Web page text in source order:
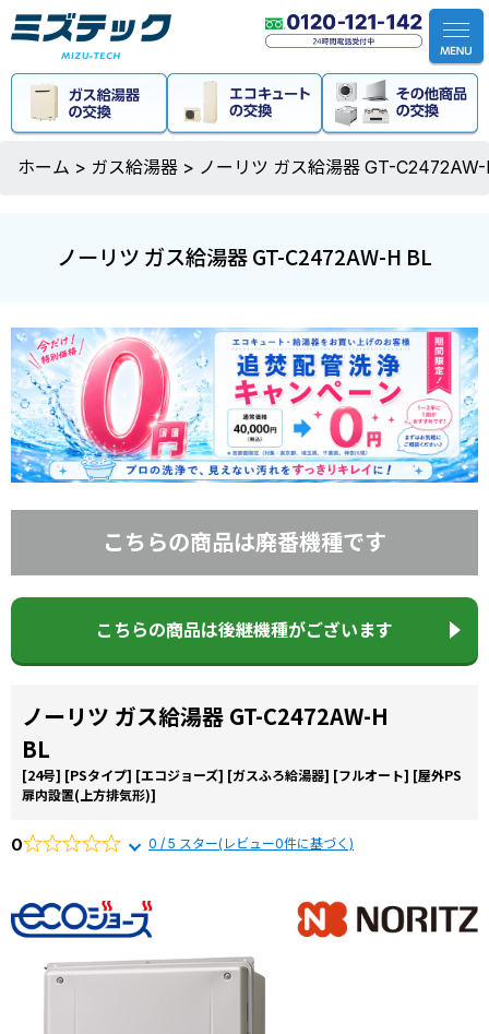
ホーム > ガス給湯器 > ノーリツ ガス給湯器 GT-
ノーリツ ガス給湯器 GT-C2472AW-H BL
こちらの商品は廃番機種です
こちらの商品は後継機種がございます
ノーリツ ガス給湯器 GT-C2472AW-H
BL
[24号] [PSタイプ] [エコジョーズ] [ガスふろ給湯器] [フルオート] [屋外PS
扉内設置(上方排気形)]
0 0 / 5 スター(レビュー0件に基づく)